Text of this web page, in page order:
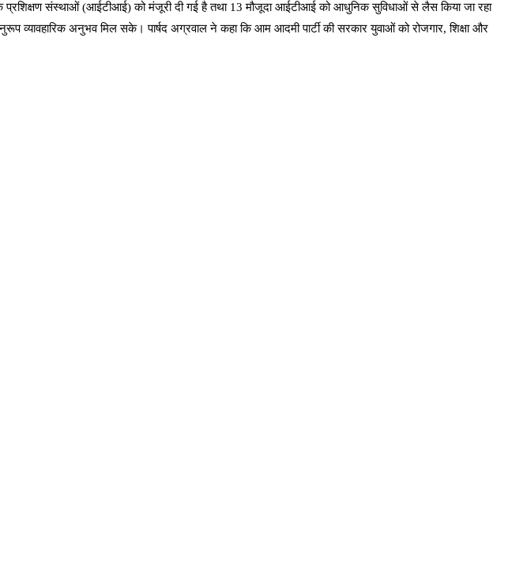
प्रशिक्षण संस्थाओं (आईटीआई) को मंजूरी दी गई है तथा 13 मौजूदा आईटीआई को आधुनिक सुविधाओं से लैस किया जा रहा
व्यावहारिक अनुभव मिल सके। पार्षद अग्रवाल ने कहा कि आम आदमी पार्टी की सरकार युवाओं को रोजगार, शिक्षा और